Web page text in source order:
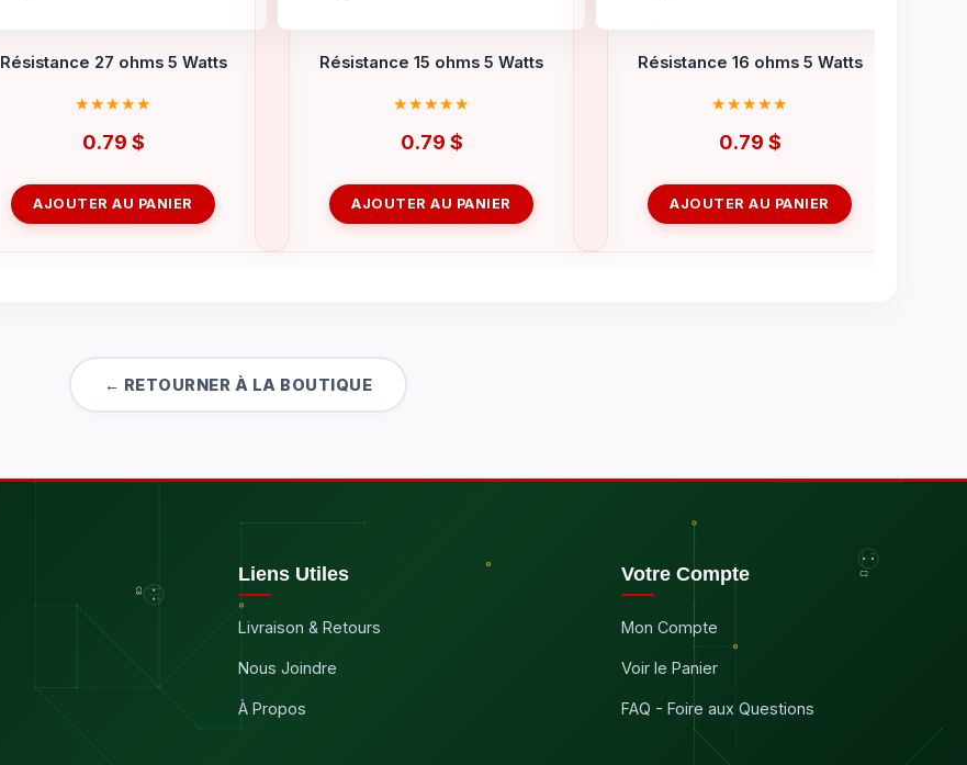
Résistance 27 ohms 5 Watts
0.79 $
AJOUTER AU PANIER
Résistance 15 ohms 5 Watts
0.79 $
AJOUTER AU PANIER
Résistance 16 ohms 5 Watts
0.79 $
AJOUTER AU PANIER
← RETOURNER À LA BOUTIQUE
Liens Utiles
Livraison & Retours
Nous Joindre
À Propos
Votre Compte
Mon Compte
Voir le Panier
FAQ - Foire aux Questions